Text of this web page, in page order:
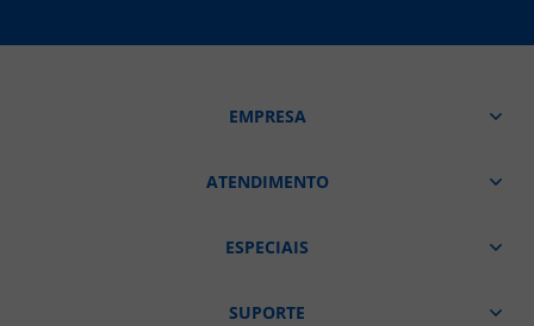
EMPRESA
ATENDIMENTO
ESPECIAIS
SUPORTE